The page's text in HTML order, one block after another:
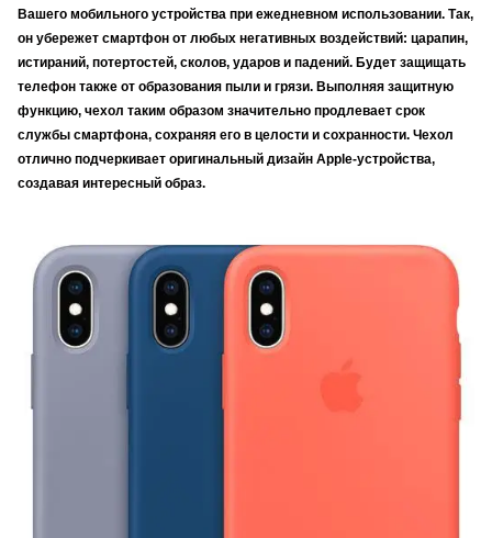
Вашего мобильного устройства при ежедневном использовании. Так,
он убережет смартфон от любых негативных воздействий: царапин,
истираний, потертостей, сколов, ударов и падений. Будет защищать
телефон также от образования пыли и грязи. Выполняя защитную
функцию, чехол таким образом значительно продлевает срок
службы смартфона, сохраняя его в целости и сохранности. Чехол
отлично подчеркивает оригинальный дизайн Apple-устройства,
создавая интересный образ.